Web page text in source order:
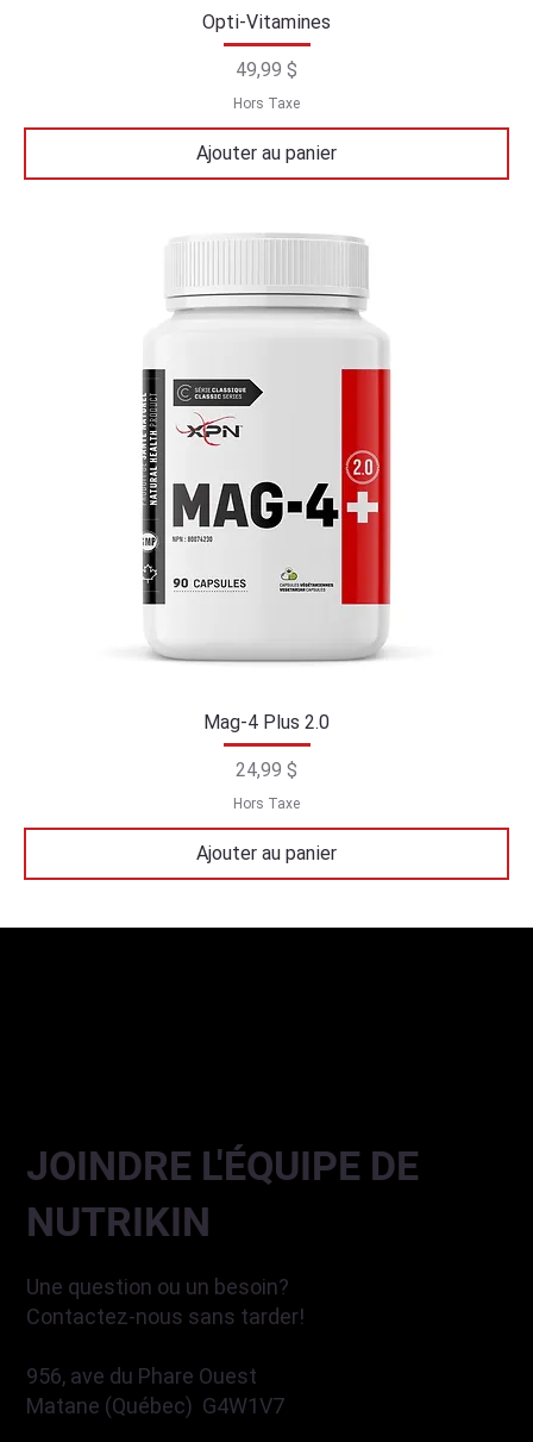
Opti-Vitamines
Prix
49,99 $
Hors Taxe
Ajouter au panier
Mag-4 Plus 2.0
Prix
24,99 $
Hors Taxe
Ajouter au panier
JOINDRE L'ÉQUIPE DE
NUTRIKIN
Une question ou un besoin?
Contactez-nous sans tarder!
956, ave du Phare Ouest
Matane (Québec) G4W1V7